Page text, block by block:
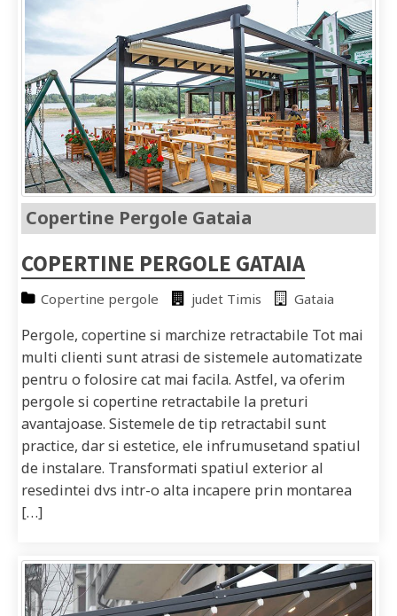
Copertine Pergole Gataia
COPERTINE PERGOLE GATAIA
Copertine pergole judet Timis Gataia
Pergole, copertine si marchize retractabile Tot mai
multi clienti sunt atrasi de sistemele automatizate
pentru o folosire cat mai facila. Astfel, va oferim
pergole si copertine retractabile la preturi
avantajoase. Sistemele de tip retractabil sunt
practice, dar si estetice, ele infrumusetand spatiul
de instalare. Transformati spatiul exterior al
resedintei dvs intr-o alta incapere prin montarea
[…]